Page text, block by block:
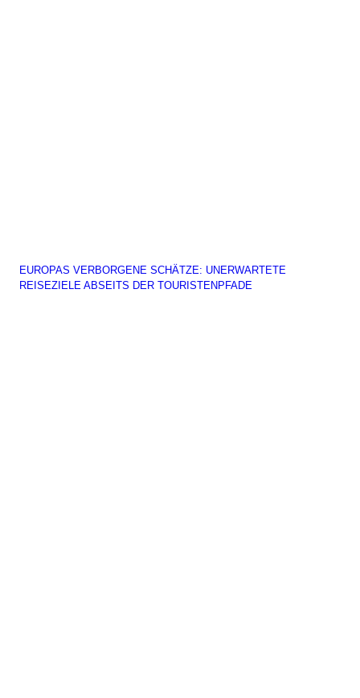
EUROPAS VERBORGENE SCHÄTZE: UNERWARTETE
REISEZIELE ABSEITS DER TOURISTENPFADE